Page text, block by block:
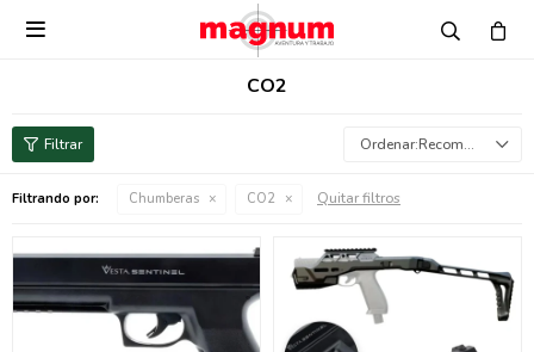

CO2
Recomendados
Filtrando por: Chumberas CO2 Quitar filtros